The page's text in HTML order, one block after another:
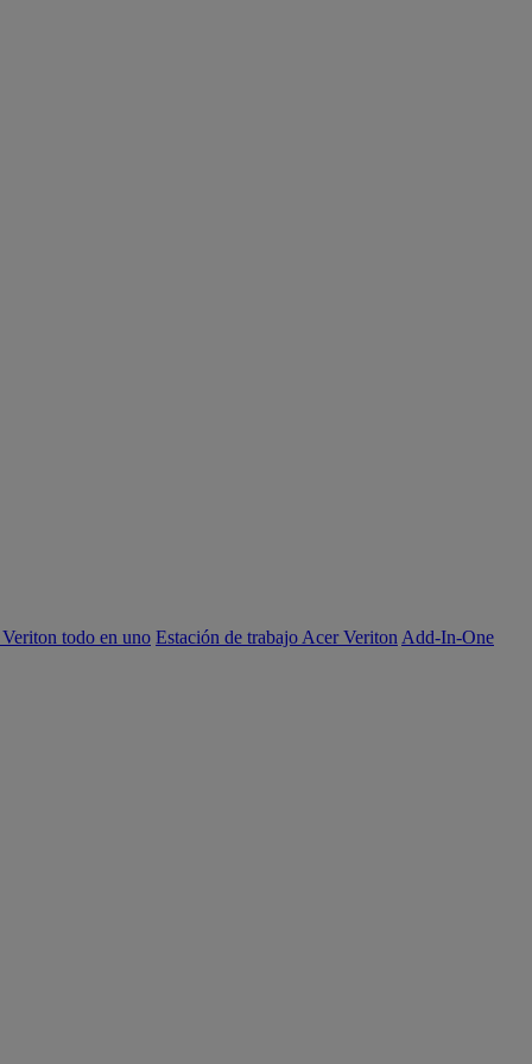
todo en uno Estación de trabajo Acer Veriton Add-In-One